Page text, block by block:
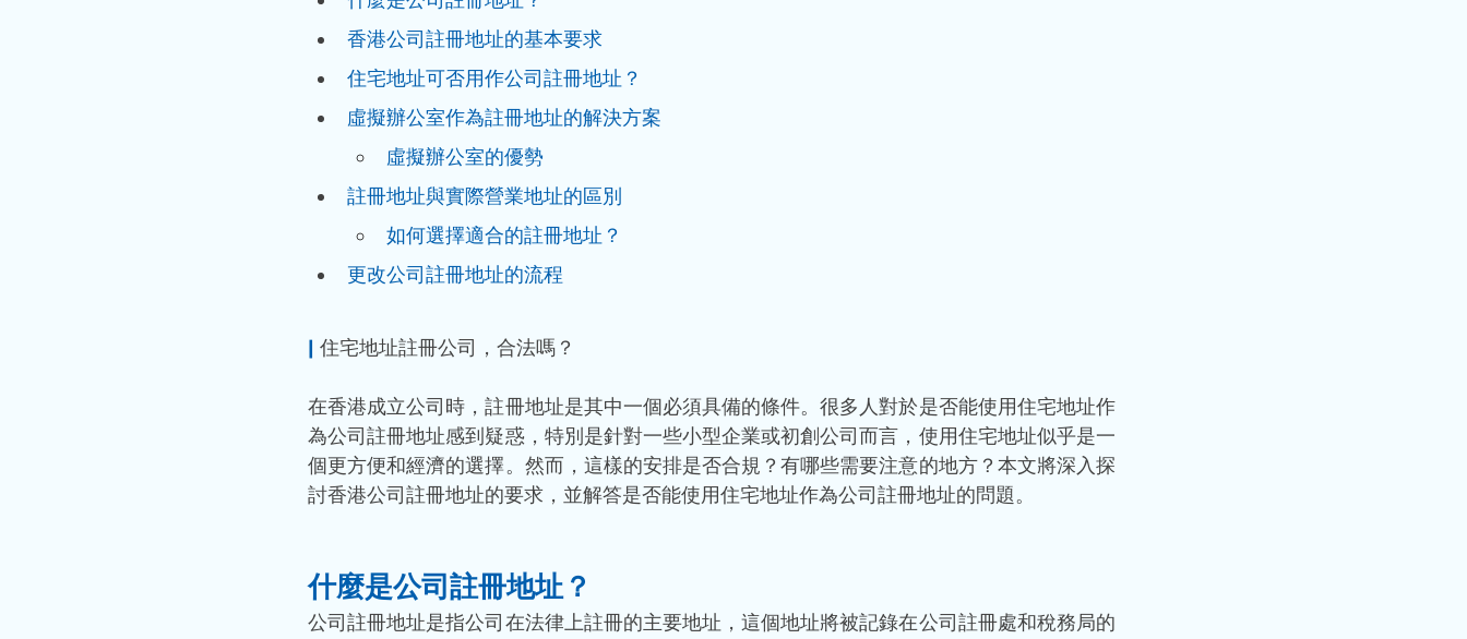
香港公司註冊地址的基本要求
住宅地址可否用作公司註冊地址？
虛擬辦公室作為註冊地址的解決方案
虛擬辦公室的優勢
註冊地址與實際營業地址的區別
如何選擇適合的註冊地址？
更改公司註冊地址的流程
| 住宅地址註冊公司，合法嗎？
在香港成立公司時，註冊地址是其中一個必須具備的條件。很多人對於是否能使用住宅地址作
為公司註冊地址感到疑惑，特別是針對一些小型企業或初創公司而言，使用住宅地址似乎是一
個更方便和經濟的選擇。然而，這樣的安排是否合規？有哪些需要注意的地方？本文將深入探
討香港公司註冊地址的要求，並解答是否能使用住宅地址作為公司註冊地址的問題。
什麼是公司註冊地址？
公司註冊地址是指公司在法律上註冊的主要地址，這個地址將被記錄在公司註冊處和稅務局的